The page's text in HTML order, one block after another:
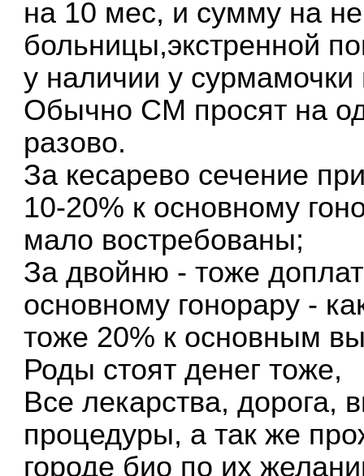
на 10 мес, и сумму на
больницы,экстренной
у наличии у сурмамочки
Обычно СМ просят на
разово.
За кесарево сечение
10-20% к основному
мало востребованы;
За двойню - тоже
основному гонорару -
тоже 20% к основным
Роды стоят денег тоже,
Все лекарства, дорога,
процедуры, а так же
городе био по их